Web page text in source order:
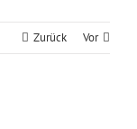
Zurück Vor